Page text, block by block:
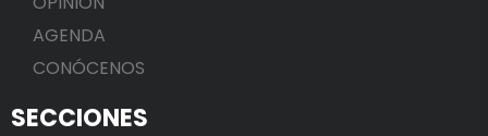
AGENDA
CONÓCENOS
SECCIONES